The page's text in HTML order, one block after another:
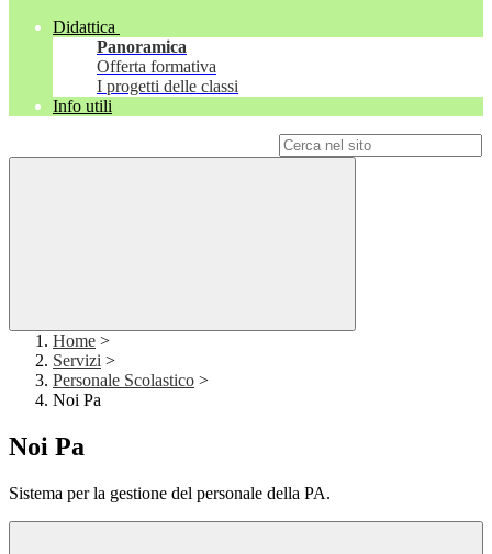
Didattica
Panoramica
Offerta formativa
I progetti delle classi
Info utili
Home >
Servizi >
Personale Scolastico >
Noi Pa
Noi Pa
Sistema per la gestione del personale della PA.